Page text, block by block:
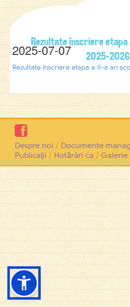
Rezultate înscriere etapa
2025-2026
2025-07-07
Rezultate înscriere etapa a II-a an

Despre noi / Documente
Publicații / Hotărâri ca / Galerie